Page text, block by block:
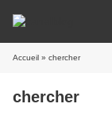
Accueil » chercher
chercher